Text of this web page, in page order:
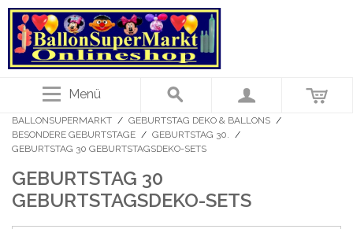
Menü
BALLONSUPERMARKT / GEBURTSTAG DEKO & BALLONS /
BESONDERE GEBURTSTAGE / GEBURTSTAG 30. /
GEBURTSTAG 30 GEBURTSTAGSDEKO-SETS
GEBURTSTAG 30
GEBURTSTAGSDEKO-SETS